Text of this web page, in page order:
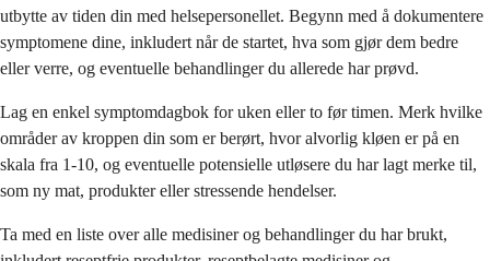
utbytte av tiden din med helsepersonellet. Begynn med å dokumentere
symptomene dine, inkludert når de startet, hva som gjør dem bedre
eller verre, og eventuelle behandlinger du allerede har prøvd.
Lag en enkel symptomdagbok for uken eller to før timen. Merk hvilke
områder av kroppen din som er berørt, hvor alvorlig kløen er på en
skala fra 1-10, og eventuelle potensielle utløsere du har lagt merke til,
som ny mat, produkter eller stressende hendelser.
Ta med en liste over alle medisiner og behandlinger du har brukt,